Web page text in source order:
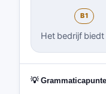
B1
Het bedrijf
💡